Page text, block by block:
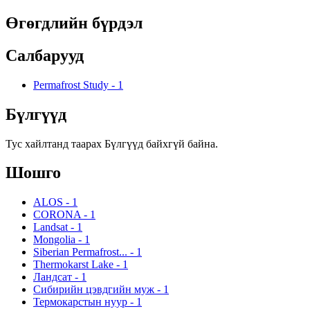
Өгөгдлийн бүрдэл
Салбарууд
Permafrost Study - 1
Бүлгүүд
Тус хайлтанд таарах Бүлгүүд байхгүй байна.
Шошго
ALOS - 1
CORONA - 1
Landsat - 1
Mongolia - 1
Siberian Permafrost... - 1
Thermokarst Lake - 1
Ландсат - 1
Сибирийн цэвдгийн муж - 1
Термокарстын нуур - 1